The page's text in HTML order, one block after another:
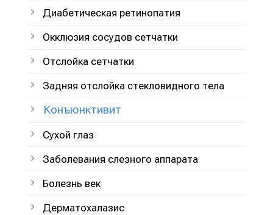
Диабетическая ретинопатия
Окклюзия сосудов сетчатки
Отслойка сетчатки
Задняя отслойка стекловидного тела
Конъюнктивит
Сухой глаз
Заболевания слезного аппарата
Болезнь век
Дерматохалазис